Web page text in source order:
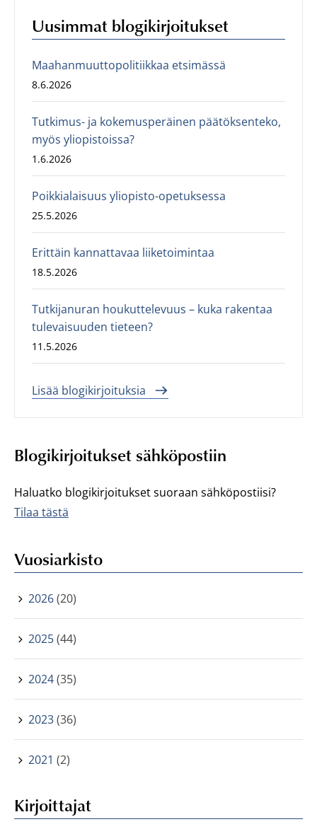
Uusimmat blogikirjoitukset
Maahanmuuttopolitiikkaa etsimässä
8.6.2026
Tutkimus- ja kokemusperäinen päätöksenteko,
myös yliopistoissa?
1.6.2026
Poikkialaisuus yliopisto-opetuksessa
25.5.2026
Erittäin kannattavaa liiketoimintaa
18.5.2026
Tutkijanuran houkuttelevuus – kuka rakentaa
tulevaisuuden tieteen?
11.5.2026
Lisää blogikirjoituksia
Blogikirjoitukset sähköpostiin
Haluatko blogikirjoitukset suoraan sähköpostiisi?
Tilaa tästä
Vuosiarkisto
2026(20)
2025(44)
2024(35)
2023(36)
2021 (2)
Kirjoittajat